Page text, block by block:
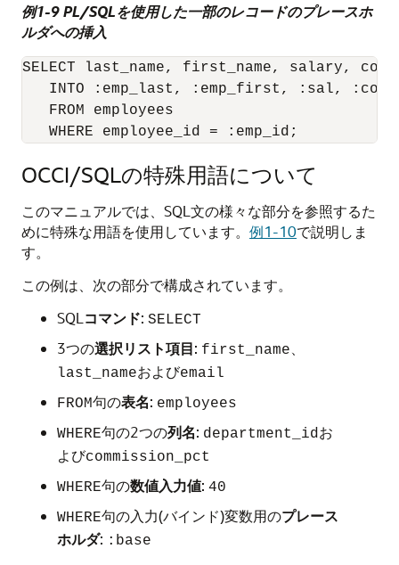
例1-9 PL/SQLを使用した一部のレコードのプレースホ
ルダへの挿入
SELECT last_name, first_name, salary,
INTO :emp_last, :emp_first, :sal, :comm
FROM employees
OCCI/SQLの特殊用語について
このマニュアルでは、SQL文の様々な部分を参照するた
めに特殊な用語を使用しています。 例1-10で説明しま
す。
この例は、次の部分で構成されています。
SQL コマンド: SELECT
3つの選択リスト項目: first_name
last_nameおよびemail
FROM句の表名: employees
WHERE句の2つの列名: department_id お
よびcommission_pct
WHERE句の数値入力値: 40
WHERE句の入力(バインド)変数用のプレース
ホルダ: :base